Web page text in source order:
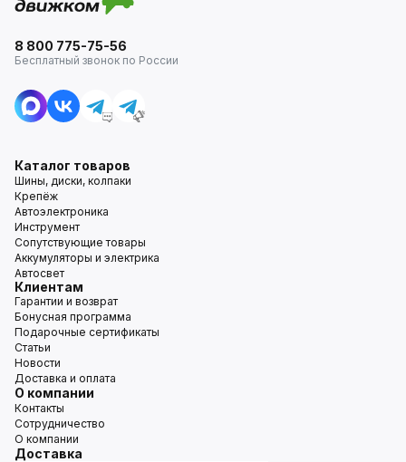
8 800 775-75-56
Бесплатный звонок по России
Каталог товаров
Шины, диски, колпаки
Крепёж
Автоэлектроника
Инструмент
Сопутствующие товары
Аккумуляторы и электрика
Автосвет
Клиентам
Гарантии и возврат
Бонусная программа
Подарочные сертификаты
Статьи
Новости
Доставка и оплата
О компании
Контакты
Сотрудничество
О компании
Доставка